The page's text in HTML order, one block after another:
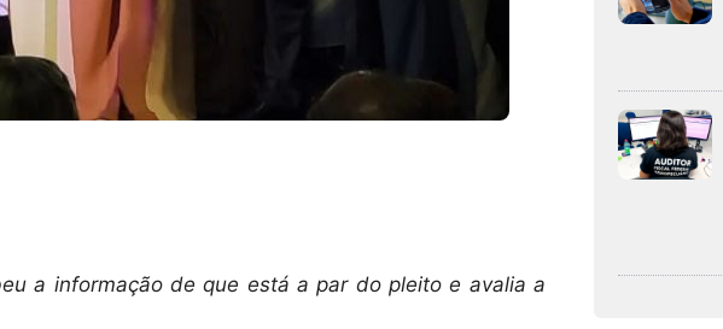
a informação de que está a par do pleito e avalia a